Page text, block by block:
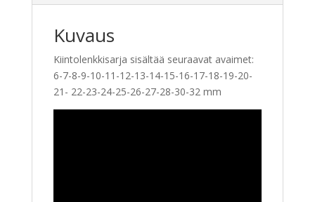
Kuvaus
Kiintolenkkisarja sisältää seuraavat avaimet:
6-7-8-9-10-11-12-13-14-15-16-17-18-19-20-
21- 22-23-24-25-26-27-28-30-32 mm